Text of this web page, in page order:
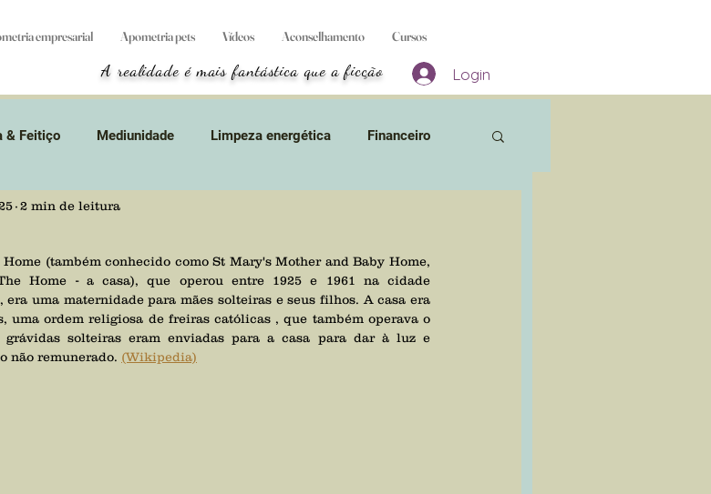
empresarial Apometria pets Vídeos Aconselhamento Cursos
A realidade é mais fantástica que a ficção Login
& Feitiço Mediunidade Limpeza energética Financeiro
Suicídio
Apometria Games Terapias & Cursos Aborto & Gravidez
Origem cósmica
2 min de leitura
Home - a casa), que operou entre 1925 e 1961 na cidade
, era uma maternidade para mães solteiras e seus filhos. A casa era
, uma ordem religiosa de freiras católicas , que também operava o
solteiras eram enviadas para a casa para dar à luz e
não remunerado. (Wikipedia)